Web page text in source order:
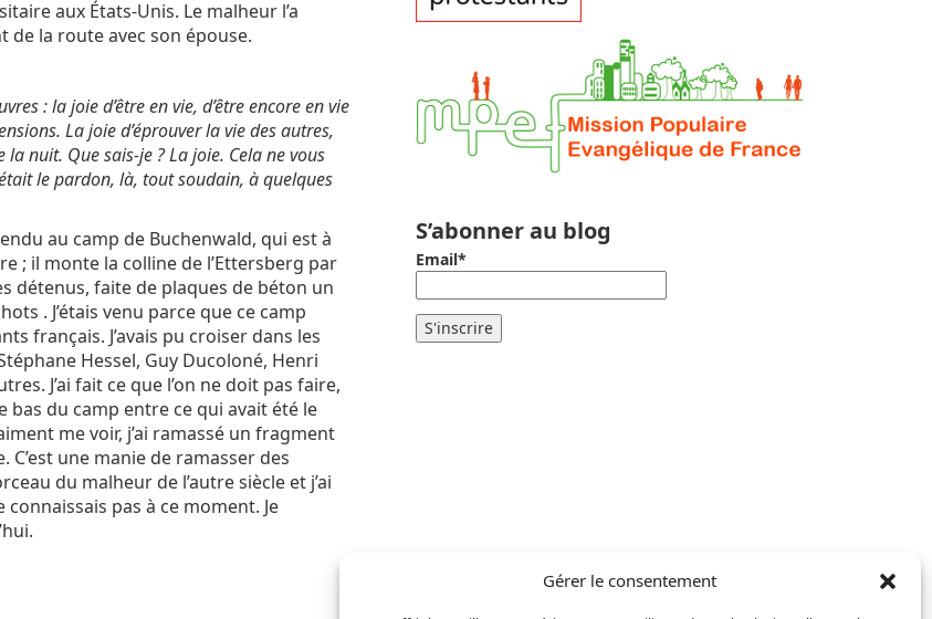
Gérer le consentement
aux États-Unis. Le malheur l’a
de la route avec son épouse.
: la joie d’être en vie, d’être encore en vie
La joie d’éprouver la vie des autres,
nuit. Que sais-je ? La joie. Cela ne vous
le pardon, là, tout soudain, à quelques
au camp de Buchenwald, qui est à
; il monte la colline de l’Ettersberg par
détenus, faite de plaques de béton un
. J’étais venu parce que ce camp
français. J’avais pu croiser dans les
Hessel, Guy Ducoloné, Henri
J’ai fait ce que l’on ne doit pas faire,
bas du camp entre ce qui avait été le
me voir, j’ai ramassé un fragment
une manie de ramasser des
du malheur de l’autre siècle et j’ai
pas à ce moment. Je
S’abonner au blog
Email*